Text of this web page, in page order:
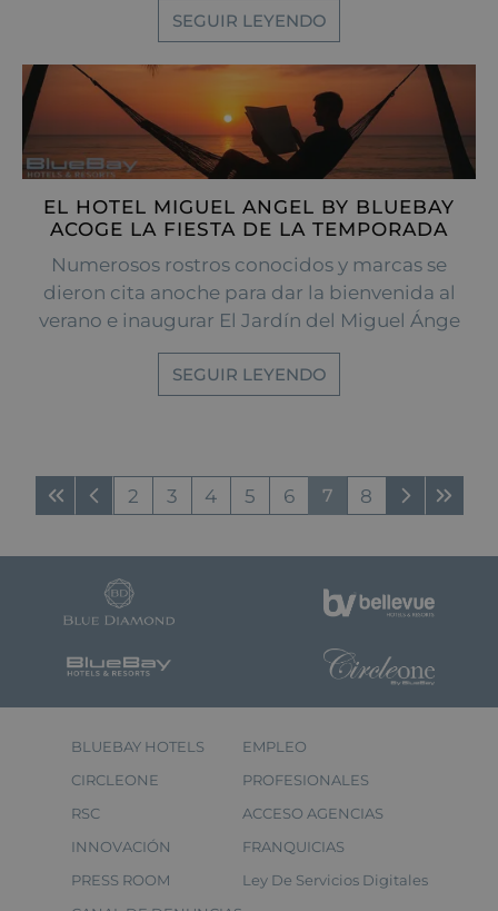
SEGUIR LEYENDO
EL HOTEL MIGUEL ANGEL BY BLUEBAY
ACOGE LA FIESTA DE LA TEMPORADA
Numerosos rostros conocidos y marcas se
dieron cita anoche para dar la bienvenida al
verano e inaugurar El Jardín del Miguel Ánge
SEGUIR LEYENDO
2 3 4 5 6 7 8
BLUEBAY HOTELS
CIRCLEONE
RSC
INNOVACIÓN
PRESS ROOM
EMPLEO
PROFESIONALES
ACCESO AGENCIAS
FRANQUICIAS
Ley De Servicios Digitales